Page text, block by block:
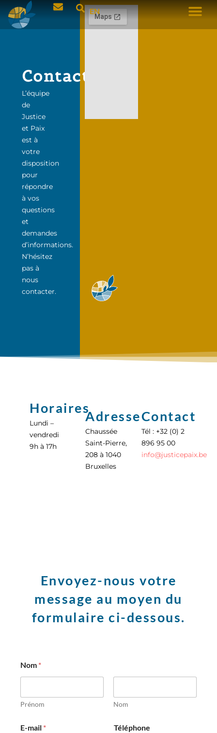
EN
Contact
L’équipe
de
Justice
et Paix
est à
votre
disposition
pour
répondre
à vos
questions
et
demandes
d’informations.
N’hésitez
pas à
nous
contacter.
Horaires
Lundi –
vendredi
9h à 17h
Adresse
Chaussée
Saint-Pierre,
208 à 1040
Bruxelles
Contact
Tél : +32 (0) 2
896 95 00
info@justicepaix.be
Envoyez-nous votre
message au moyen du
formulaire ci-dessous.
Nom *
Prénom Nom
E-mail * Téléphone